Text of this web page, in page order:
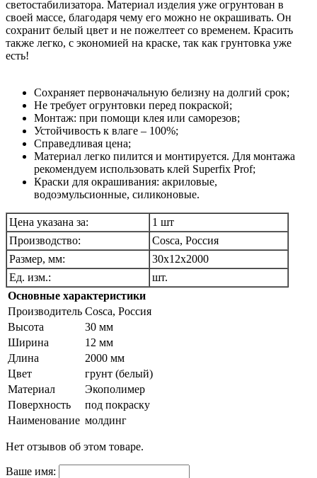
светостабилизатора. Материал изделия уже огрунтован в
своей массе, благодаря чему его можно не окрашивать. Он
сохранит белый цвет и не пожелтеет со временем. Красить
также легко, с экономией на краске, так как грунтовка уже
есть!
Сохраняет первоначальную белизну на долгий срок;
Не требует огрунтовки перед покраской;
Монтаж: при помощи клея или саморезов;
Устойчивость к влаге – 100%;
Справедливая цена;
Материал легко пилится и монтируется. Для монтажа
рекомендуем использовать клей Superfix Prof;
Краски для окрашивания: акриловые,
водоэмульсионные, силиконовые.
Цена указана за:
1 шт
Производство:
Cosca, Россия
Размер, мм:
30х12х2000
Ед. изм.:
шт.
Основные характеристики
Производитель Cosca, Pоссия
Высота
30 мм
Ширина
12 мм
Длина
2000 мм
Цвет
грунт (белый)
Материал
Экополимер
Поверхность
под покраску
Наименование молдинг
Нет отзывов об этом товаре.
Ваше имя: